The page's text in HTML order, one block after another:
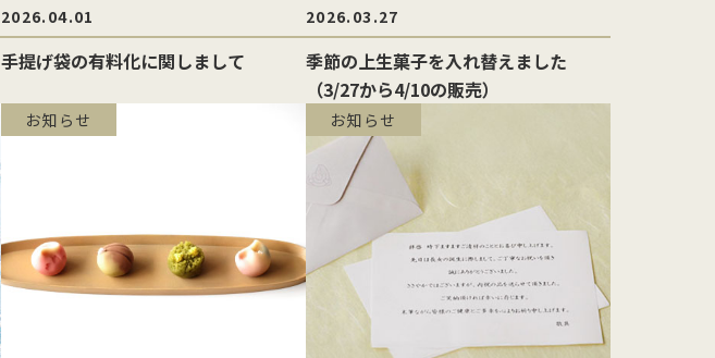
2026.04.01
手提げ袋の有料化に関しまして
2026.03.27
季節の上生菓子を入れ替えました
（3/27から4/10の販売）
お知らせ お知らせ